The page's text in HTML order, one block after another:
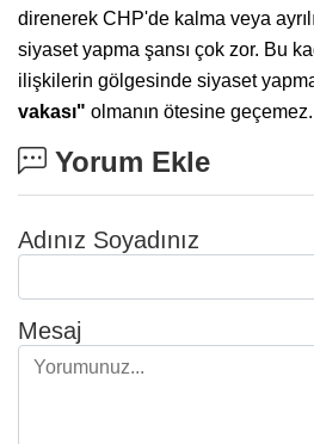
direnerek CHP'de kalma veya
siyaset yapma şansı çok zor. Bu
ilişkilerin gölgesinde siyaset
vakası" olmanın ötesine geçemez.
Yorum Ekle
Adınız Soyadınız
Mesaj